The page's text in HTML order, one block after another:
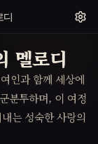
디
멜로디
인과 함께 세상에
분투하며, 이 여정
는 성숙한 사랑의